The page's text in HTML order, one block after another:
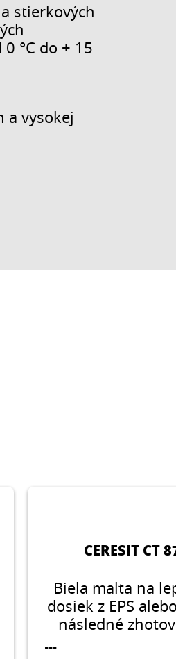
stierkových
°C do + 15
a vysokej
CERESIT CT
Biela malta na
dosiek z EPS
následné
...